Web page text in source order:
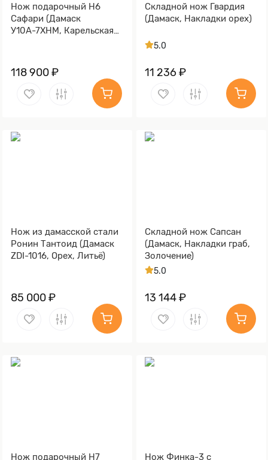
Нож подарочный Н6
Сафари (Дамаск
У10А-7ХНМ, Карельская
118 900 ₽
Складной нож Гвардия
(Дамаск, Накладки орех)
5.0
11 236 ₽
Нож из дамасской стали
Ронин Тантоид (Дамаск
ZDI-1016, Орех, Литьё)
85 000 ₽
Складной нож Сапсан
(Дамаск, Накладки граб,
Золочение)
5.0
13 144 ₽
Нож подарочный Н7 Нож Финка-3 c